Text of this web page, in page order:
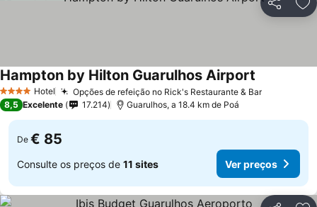
Partilhar
4 EstrelasHotel Opções de refeição no Rick's Restaurante & Bar
Hampton by Hilton Guarulhos Airport
8,5 Excelente 17.214 Guarulhos, a 18.4 km de Poá
De € 85
Consulte os preços de 11 sites Ver preços